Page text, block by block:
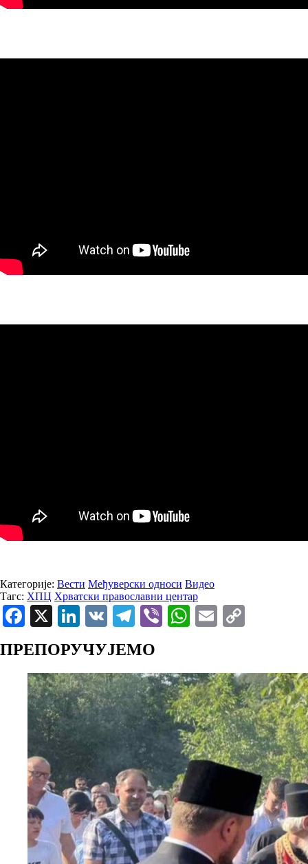
Категорије: Вести Међуверски односи Видео
Тагс: ХПЦ Хрватски православни центар
Facebook
X LinkedIn
VK Telegram
ViberWhatsApp
Email
ПРЕПОРУЧУЈЕМО